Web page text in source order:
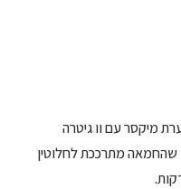
מיקסר עם וו גיטרה
סוגי הסוכר עד שהחמאה מתרככת לחלוטין